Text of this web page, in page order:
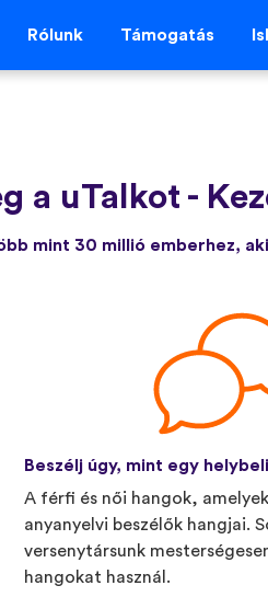
Rólunk Támogatás
a uTalkot -
mint 30 millió emberhez,
Beszélj úgy, mint egy helybeli
A férfi és női hangok,
anyanyelvi beszélők hangjai.
versenytársunk
hangokat használ.